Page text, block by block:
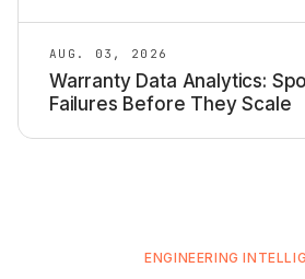
AUG. 03, 2026
Warranty Data Analytics:
Failures Before They Scale
ENGINEERING